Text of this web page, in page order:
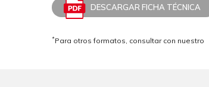
DESCARGAR FICHA TÉCNICA
*Para otros formatos, consultar con nuestro